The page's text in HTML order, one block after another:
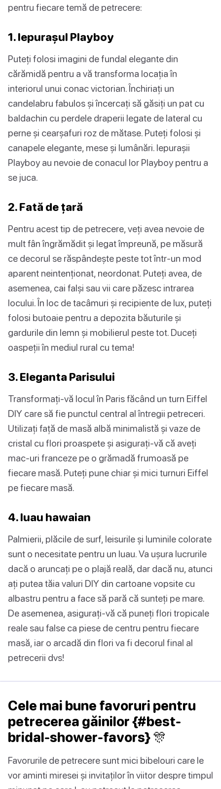
pentru fiecare temă de petrecere:
1. Iepurașul Playboy
Puteți folosi imagini de fundal elegante din
cărămidă pentru a vă transforma locația în
interiorul unui conac victorian. Închiriați un
candelabru fabulos și încercați să găsiți un pat cu
baldachin cu perdele draperii legate de lateral cu
perne și cearșafuri roz de mătase. Puteți folosi și
canapele elegante, mese și lumânări. Iepurașii
Playboy au nevoie de conacul lor Playboy pentru a
se juca.
2. Fată de țară
Pentru acest tip de petrecere, veți avea nevoie de
mult fân îngrămădit și legat împreună, pe măsură
ce decorul se răspândește peste tot într-un mod
aparent neintenționat, neordonat. Puteți avea, de
asemenea, cai falși sau vii care păzesc intrarea
locului. În loc de tacâmuri și recipiente de lux, puteți
folosi butoaie pentru a depozita băuturile și
gardurile din lemn și mobilierul peste tot. Duceți
oaspeții în mediul rural cu tema!
3. Eleganta Parisului
Transformați-vă locul în Paris făcând un turn Eiffel
DIY care să fie punctul central al întregii petreceri.
Utilizați față de masă albă minimalistă și vaze de
cristal cu flori proaspete și asigurați-vă că aveți
mac-uri franceze pe o grămadă frumoasă pe
fiecare masă. Puteți pune chiar și mici turnuri Eiffel
pe fiecare masă.
4. luau hawaian
Palmierii, plăcile de surf, leisurile și luminile colorate
sunt o necesitate pentru un luau. Va ușura lucrurile
dacă o aruncați pe o plajă reală, dar dacă nu, atunci
ați putea tăia valuri DIY din cartoane vopsite cu
albastru pentru a face să pară că sunteți pe mare.
De asemenea, asigurați-vă că puneți flori tropicale
reale sau false ca piese de centru pentru fiecare
masă, iar o arcadă din flori va fi decorul final al
petrecerii dvs!
Cele mai bune favoruri pentru
petrecerea găinilor {#best-
bridal-shower-favors} 🎊
Favorurile de petrecere sunt mici bibelouri care le
vor aminti miresei și invitaților în viitor despre timpul